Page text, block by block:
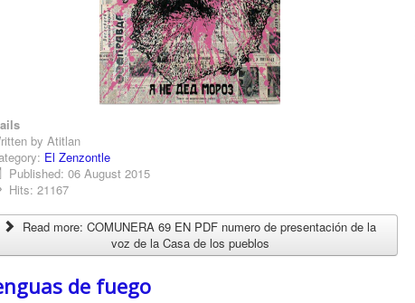
by Atitlan
El Zenzontle
Published: 06 August 2015
Hits: 21167
Read more: COMUNERA 69 EN PDF numero de presentación de la
voz de la Casa de los pueblos
de fuego